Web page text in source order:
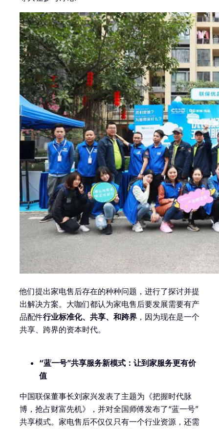
他们提出家电售后存在的种种问题，进行了探讨并提
出解决方案。大咖们都认为家电售后要发展需要有产
品配件行业标准化、共享、和跨界 ，因为现在是一个
共享、跨界的资本时代。
“蓝一号”共享服务新模式：让到家服务更有价
值
中国联保董事长刘家兴发表了主题为《把握时代脉
博，抢占财富先机》，并对全国师傅发布了“蓝一号”
共享模式。家电售后不仅仅只有一个行业资源，还需